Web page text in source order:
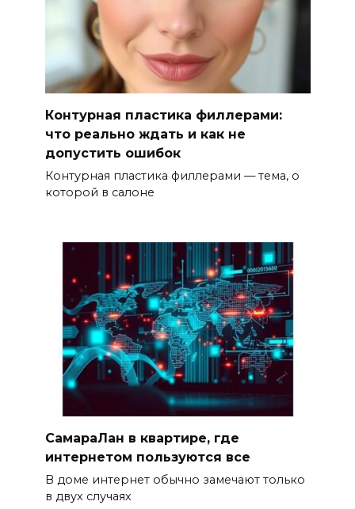
Контурная пластика филлерами:
что реально ждать и как не
допустить ошибок
Контурная пластика филлерами — тема, о
которой в салоне
СамараЛан в квартире, где
интернетом пользуются все
В доме интернет обычно замечают только
в двух случаях